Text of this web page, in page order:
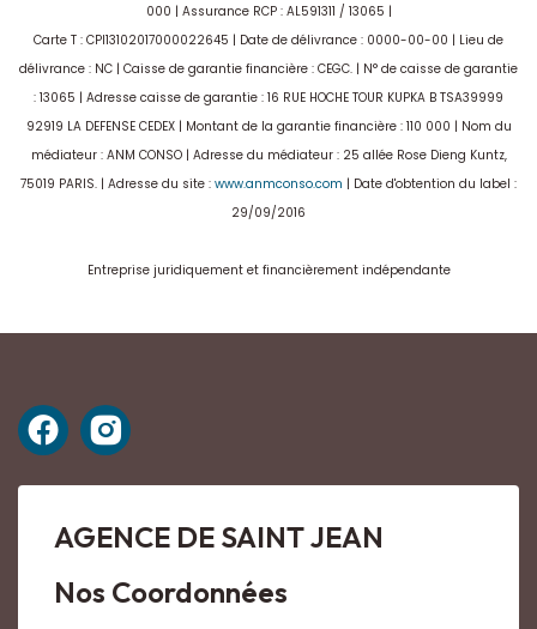
000 | Assurance RCP : AL591311 / 13065 |
Carte T : CPI13102017000022645 | Date de délivrance : 0000-00-00 | Lieu de
délivrance : NC | Caisse de garantie financière : CEGC. | N° de caisse de garantie
: 13065 | Adresse caisse de garantie : 16 RUE HOCHE TOUR KUPKA B TSA39999
92919 LA DEFENSE CEDEX | Montant de la garantie financière : 110 000 | Nom du
médiateur : ANM CONSO | Adresse du médiateur : 25 allée Rose Dieng Kuntz,
75019 PARIS. | Adresse du site : www.anmconso.com | Date d'obtention du label :
29/09/2016
Entreprise juridiquement et financièrement indépendante
AGENCE DE SAINT JEAN
Nos Coordonnées